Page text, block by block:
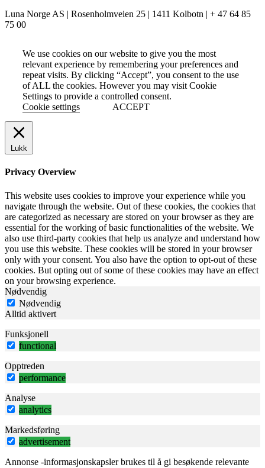
Luna Norge AS | Rosenholmveien 25 | 1411 Kolbotn | + 47 64 85
75 00
We use cookies on our website to give you the most
relevant experience by remembering your preferences and
repeat visits. By clicking “Accept”, you consent to the use
of ALL the cookies. However you may visit Cookie
Settings to provide a controlled consent.
Cookie settings
ACCEPT
Lukk
Privacy Overview
This website uses cookies to improve your experience while you
navigate through the website. Out of these cookies, the cookies that
are categorized as necessary are stored on your browser as they are
essential for the working of basic functionalities of the website. We
also use third-party cookies that help us analyze and understand how
you use this website. These cookies will be stored in your browser
only with your consent. You also have the option to opt-out of these
cookies. But opting out of some of these cookies may have an effect
on your browsing experience.
Nødvendig
Nødvendig
Alltid aktivert
Funksjonell
functional
Opptreden
performance
Analyse
analytics
Markedsføring
advertisement
Annonse -informasjonskapsler brukes til å gi besøkende relevante